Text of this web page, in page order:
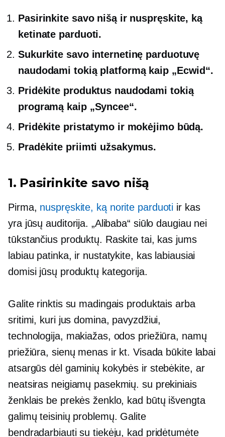
Pasirinkite savo nišą ir nuspręskite, ką
ketinate parduoti.
Sukurkite savo internetinę parduotuvę
naudodami tokią platformą kaip „Ecwid“.
Pridėkite produktus naudodami tokią
programą kaip „Syncee“.
Pridėkite pristatymo ir mokėjimo būdą.
Pradėkite priimti užsakymus.
1. Pasirinkite savo nišą
Pirma, nuspręskite, ką norite parduoti ir kas
yra jūsų auditorija. „Alibaba“ siūlo daugiau nei
tūkstančius produktų. Raskite tai, kas jums
labiau patinka, ir nustatykite, kas labiausiai
domisi jūsų produktų kategorija.
Galite rinktis su madingais produktais arba
sritimi, kuri jus domina, pavyzdžiui,
technologija, makiažas, odos priežiūra, namų
priežiūra, sienų menas ir kt. Visada būkite labai
atsargūs dėl gaminių kokybės ir stebėkite, ar
neatsiras neigiamų pasekmių. su prekiniais
ženklais be prekės ženklo, kad būtų išvengta
galimų teisinių problemų. Galite
bendradarbiauti su tiekėju, kad pridėtumėte